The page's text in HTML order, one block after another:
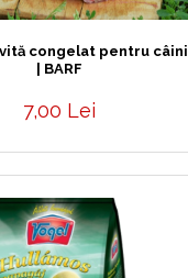
congelat pentru câini
| BARF
7,00 Lei